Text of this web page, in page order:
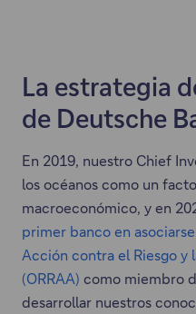
La estrategia
de Deutsche
En 2019, nuestro Chief
los océanos como un
macroeconómico, y en
primer banco en
Acción contra el Riesgo y
(ORRAA) como miembro
desarrollar nuestros